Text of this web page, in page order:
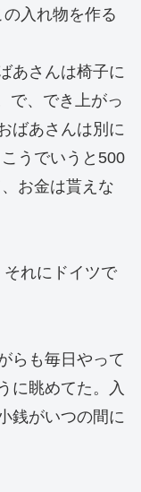
入れ物を作る
あさんは椅子に
、でき上がっ
ばあさんは別に
うでいうと500
お金は貰えな
れにドイツで
らも毎日やって
に眺めてた。入
銭がいつの間に